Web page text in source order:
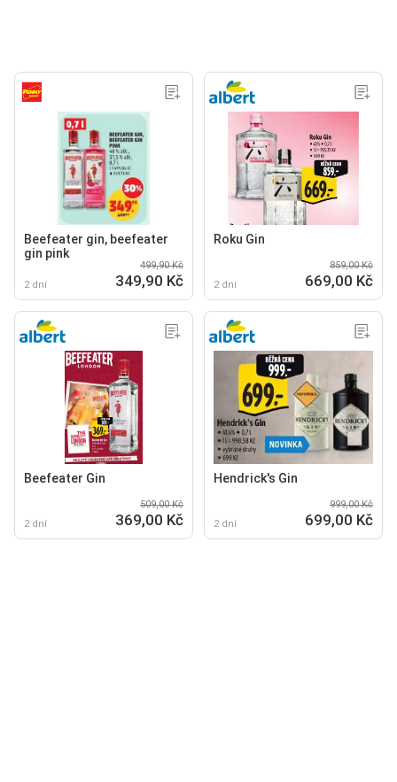
Beefeater gin, beefeater
gin pink
2 dní
499,90 Kč
349,90 Kč
Roku Gin
2 dní
859,00 Kč
669,00 Kč
Beefeater Gin
2 dní
509,00 Kč
369,00 Kč
Hendrick's Gin
2 dní
999,00 Kč
699,00 Kč